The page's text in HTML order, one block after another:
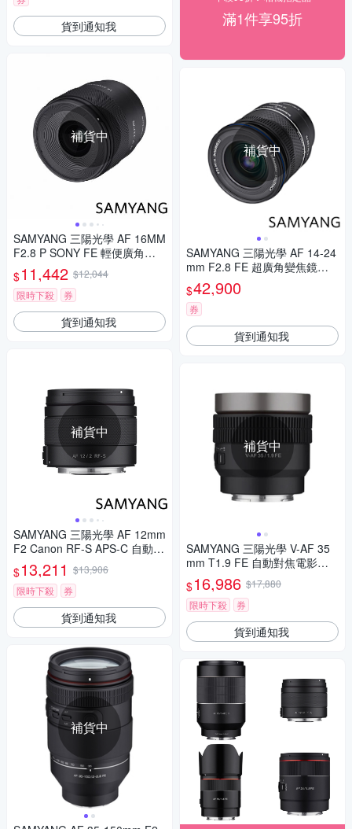
貨到通知我
補貨中
SAMYANG 三陽光學 AF 16MM
F2.8 P SONY FE 輕便廣角鏡
頭 公司貨
$11,442 $12,044
限時下殺
券
貨到通知我
補貨中
SAMYANG 三陽光學 AF 12mm
F2 Canon RF-S APS-C 自動對
焦鏡頭 公司貨
$13,211 $13,906
限時下殺
券
貨到通知我
補貨中
滿1件享95折
補貨中
SAMYANG 三陽光學 AF 14-24
mm F2.8 FE 超廣角變焦鏡頭
公司貨
$42,900
券
貨到通知我
補貨中
SAMYANG 三陽光學 V-AF 35
mm T1.9 FE 自動對焦電影鏡 S
ony FE 公司貨
$16,986 $17,880
限時下殺
券
貨到通知我